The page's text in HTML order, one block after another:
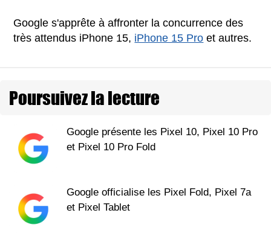
Google s'apprête à affronter la concurrence des
très attendus iPhone 15, iPhone 15 Pro et autres.
Poursuivez la lecture
Google présente les Pixel 10, Pixel 10 Pro
et Pixel 10 Pro Fold
Google officialise les Pixel Fold, Pixel 7a
et Pixel Tablet